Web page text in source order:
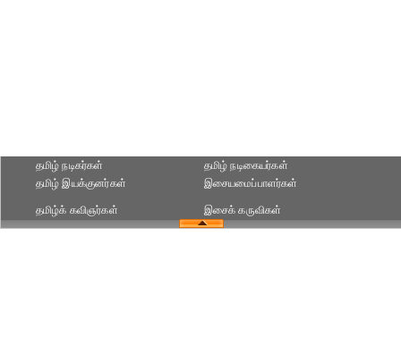
தமிழ் நடிகர்கள்
தமிழ் நடிகையர்கள்
தமிழ் இயக்குனர்கள்
இசையமைப்பாளர்கள்
தமிழ்க் கவிஞர்கள் இசைக் கருவிகள்